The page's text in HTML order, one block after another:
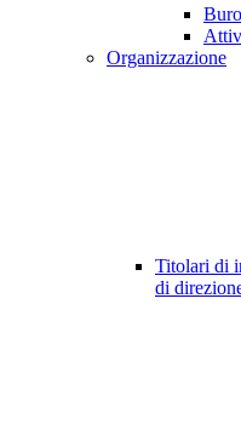
Organizzazione
Titolari di
di